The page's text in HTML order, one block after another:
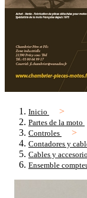
Inicio
Partes de la moto
Controles
Contadores y
Cables y
Ensemble